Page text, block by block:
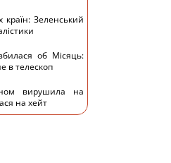
країн: Зеленський
об Місяць:
в телескоп
вирушила на
на хейт